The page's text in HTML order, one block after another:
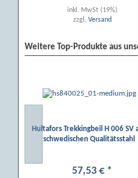
inkl. MwSt (19%)
zzgl. Versand
Weitere Top-Produkte aus
Hultafors Trekkingbeil H 006 SV
schwedischen Qualitätsstahl
57,53 € *